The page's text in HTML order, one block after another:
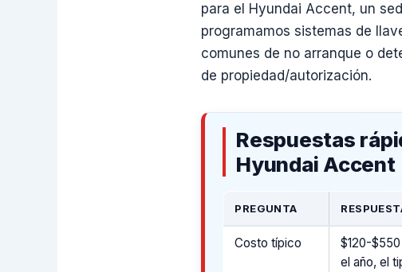
para el Hyundai Accent, un
programamos sistemas de
comunes de no arranque o
de propiedad/autorización.
Respuestas
Hyundai Accent
PREGUNTA
Costo típico
$120-
el año, el